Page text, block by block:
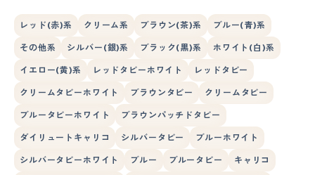
レッド(赤)系 クリーム系 ブラウン(茶)系 ブルー(青)系
その他系 シルバー(銀)系 ブラック(黒)系 ホワイト(白)系
イエロー(黄)系 レッドタビーホワイト レッドタビー
クリームタビーホワイト ブラウンタビー クリームタビー
ブルータビーホワイト ブラウンパッチドタビー
ダイリュートキャリコ シルバータビー ブルーホワイト
シルバータビーホワイト ブルー ブルータビー キャリコ